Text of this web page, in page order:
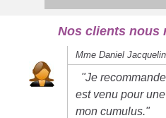
Nos clients nous
Mme Daniel
"Je
est venu pour
mon cumulus."